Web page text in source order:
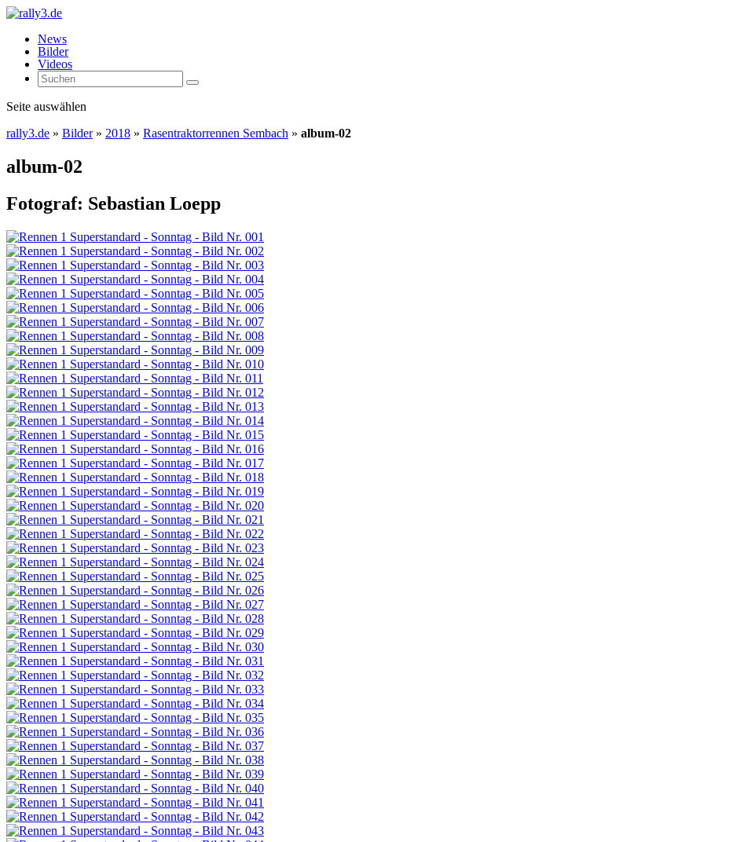
News
Bilder
Videos
Seite auswählen
rally3.de » Bilder» 2018 » Rasentraktorrennen Sembach » album-02
album-02
Fotograf: Sebastian Loepp